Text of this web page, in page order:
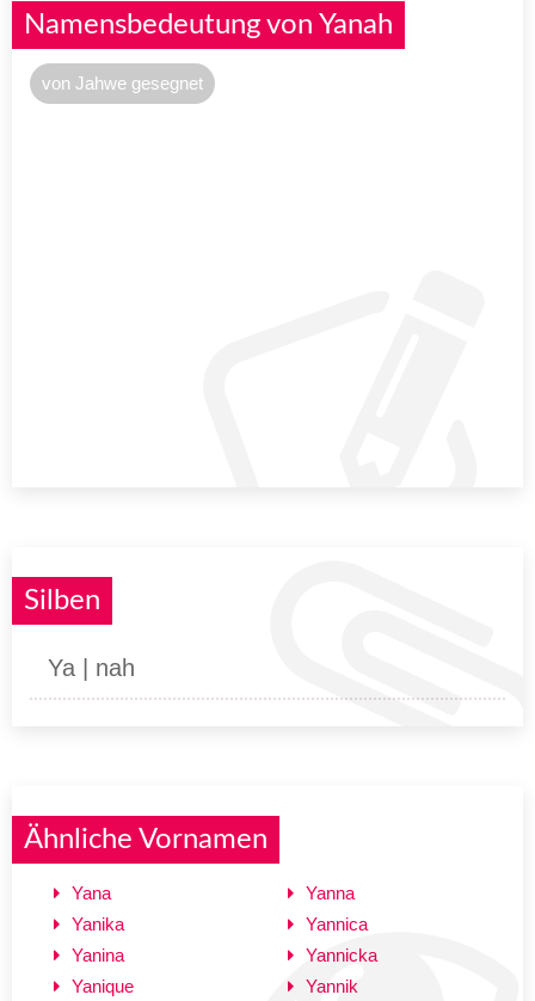
Namensbedeutung von Yanah
von Jahwe gesegnet
Silben
Ya | nah
Ähnliche Vornamen
Yana
Yanika
Yanina
Yanique
Yanna
Yannica
Yannicka
Yannik